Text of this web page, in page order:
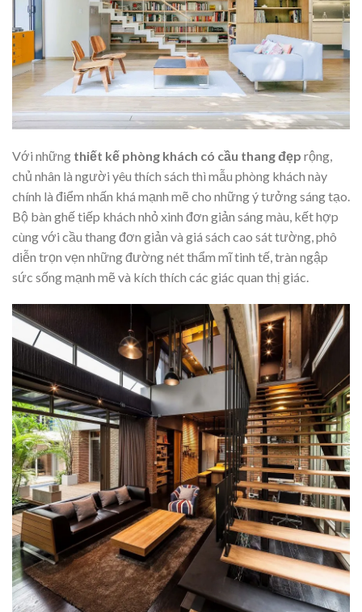
Với những thiết kế phòng khách có cầu thang đẹp rộng,
chủ nhân là người yêu thích sách thì mẫu phòng khách này
chính là điểm nhấn khá mạnh mẽ cho những ý tưởng sáng tạo.
Bộ bàn ghế tiếp khách nhỏ xinh đơn giản sáng màu, kết hợp
cùng với cầu thang đơn giản và giá sách cao sát tường, phô
diễn trọn vẹn những đường nét thẩm mĩ tinh tế, tràn ngập
sức sống mạnh mẽ và kích thích các giác quan thị giác.